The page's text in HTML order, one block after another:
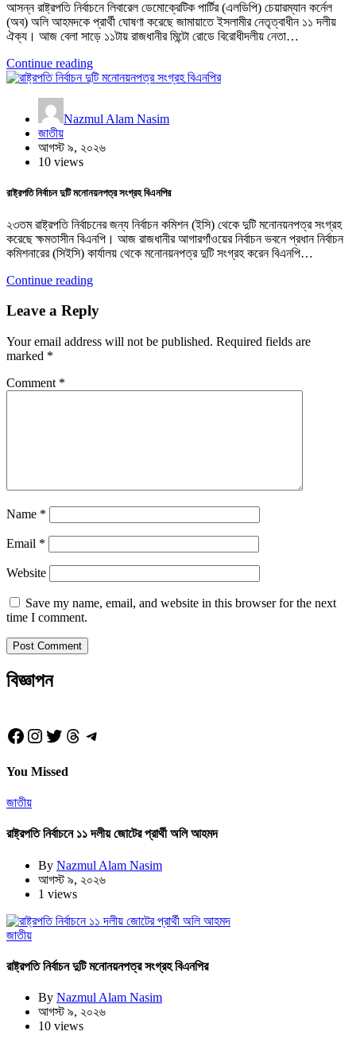
আসন্ন রাষ্ট্রপতি নির্বাচনে লিবারেল ডেমোক্রেটিক পার্টির (এলডিপি) চেয়ারম্যান কর্নেল
(অব) অলি আহমদকে প্রার্থী ঘোষণা করেছে জামায়াতে ইসলামীর নেতৃত্বাধীন ১১ দলীয়
ঐক্য। আজ বেলা সাড়ে ১১টায় রাজধানীর মিন্টো রোডে বিরোধীদলীয় নেতা…
Continue reading
Nazmul Alam Nasim
জাতীয়
আগস্ট ৯, ২০২৬
10 views
রাষ্ট্রপতি নির্বাচন দুটি মনোনয়নপত্র সংগ্রহ বিএনপির
২৩তম রাষ্ট্রপতি নির্বাচনের জন্য নির্বাচন কমিশন (ইসি) থেকে দুটি মনোনয়নপত্র সংগ্রহ
করেছে ক্ষমতাসীন বিএনপি। আজ রাজধানীর আগারগাঁওয়ের নির্বাচন ভবনে প্রধান নির্বাচন
কমিশনারের (সিইসি) কার্যালয় থেকে মনোনয়নপত্র দুটি সংগ্রহ করেন বিএনপি…
Continue reading
Leave a Reply
Your email address will not be published. Required fields are
marked *
Comment *
Name *
Email *
Website
Save my name, email, and website in this browser for the next
time I comment.
বিজ্ঞাপন
Facebook
Instagram
Twitter
Threads
Telegram
You Missed
জাতীয়
রাষ্ট্রপতি নির্বাচনে ১১ দলীয় জোটের প্রার্থী অলি আহমদ
By Nazmul Alam Nasim
আগস্ট ৯, ২০২৬
1 views
জাতীয়
রাষ্ট্রপতি নির্বাচন দুটি মনোনয়নপত্র সংগ্রহ বিএনপির
By Nazmul Alam Nasim
আগস্ট ৯, ২০২৬
10 views